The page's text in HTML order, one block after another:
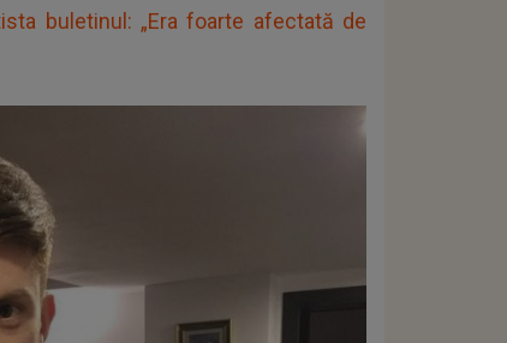
buletinul: „Era foarte afectată de